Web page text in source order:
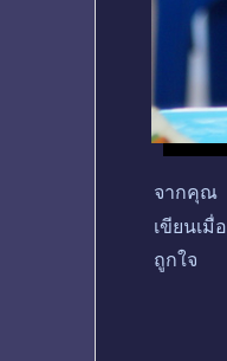
จากคุณ
เขียนเมื่อ
ถูกใจ